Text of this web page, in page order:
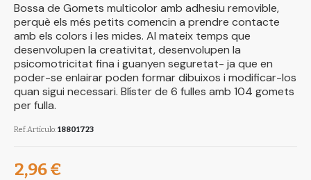
Bossa de Gomets multicolor amb adhesiu removible,
perquè els més petits comencin a prendre contacte
amb els colors i les mides. Al mateix temps que
desenvolupen la creativitat, desenvolupen la
psicomotricitat fina i guanyen seguretat- ja que en
poder-se enlairar poden formar dibuixos i modificar-los
quan sigui necessari. Blíster de 6 fulles amb 104 gomets
per fulla.
Ref.Artículo 18801723
2,96 €